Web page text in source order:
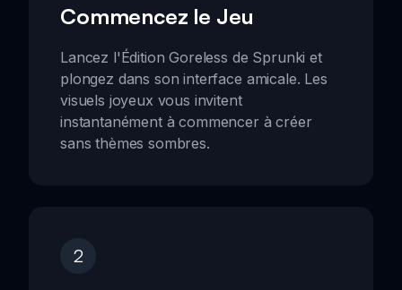
Commencez le Jeu
Lancez l'Édition Goreless de Sprunki et
plongez dans son interface amicale. Les
visuels joyeux vous invitent
instantanément à commencer à créer
sans thèmes sombres.
2